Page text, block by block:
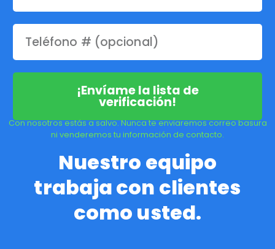
¡Envíame la lista de
verificación!
Con nosotros estás a salvo. Nunca te enviaremos correo basura
ni venderemos tu información de contacto.
Nuestro equipo
trabaja con clientes
como usted.